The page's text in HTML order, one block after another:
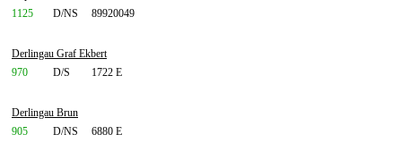
1125
D/NS 89920049
Derlingau Graf Ekbert
970
D/S 1722 E
Derlingau Brun
905
D/NS 6880 E